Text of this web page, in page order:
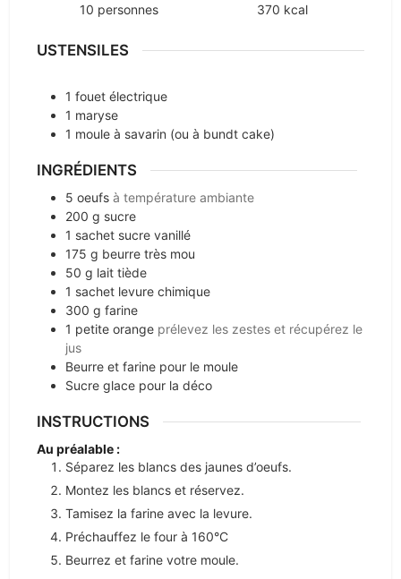
10 personnes
370 kcal
USTENSILES
1 fouet électrique
1 maryse
1 moule à savarin (ou à bundt cake)
INGRÉDIENTS
5 oeufs à température ambiante
200 g sucre
1 sachet sucre vanillé
175 g beurre très mou
50 g lait tiède
1 sachet levure chimique
300 g farine
1 petite orange prélevez les zestes et récupérez le
jus
Beurre et farine pour le moule
Sucre glace pour la déco
INSTRUCTIONS
Au préalable :
Séparez les blancs des jaunes d’oeufs.
Montez les blancs et réservez.
Tamisez la farine avec la levure.
Préchauffez le four à 160°C
Beurrez et farine votre moule.